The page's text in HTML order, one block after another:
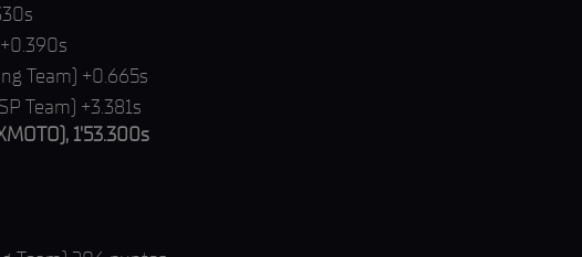
Team) +0.665s
Team) +3.381s
1'53.300s